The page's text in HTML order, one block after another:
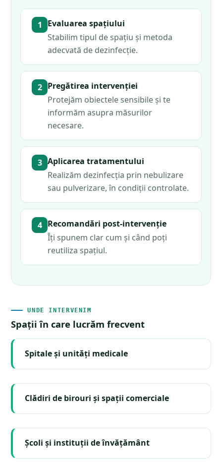
Evaluarea spațiului
Stabilim tipul de spațiu și metoda
adecvată de dezinfecție.
Pregătirea intervenției
Protejăm obiectele sensibile și te
informăm asupra măsurilor
necesare.
Aplicarea tratamentului
Realizăm dezinfecția prin nebulizare
sau pulverizare, în condiții controlate.
Recomandări post-intervenție
Îți spunem clar cum și când poți
reutiliza spațiul.
UNDE INTERVENIM
Spații în care lucrăm frecvent
Spitale și unități medicale
Clădiri de birouri și spații comerciale
Școli și instituții de învățământ